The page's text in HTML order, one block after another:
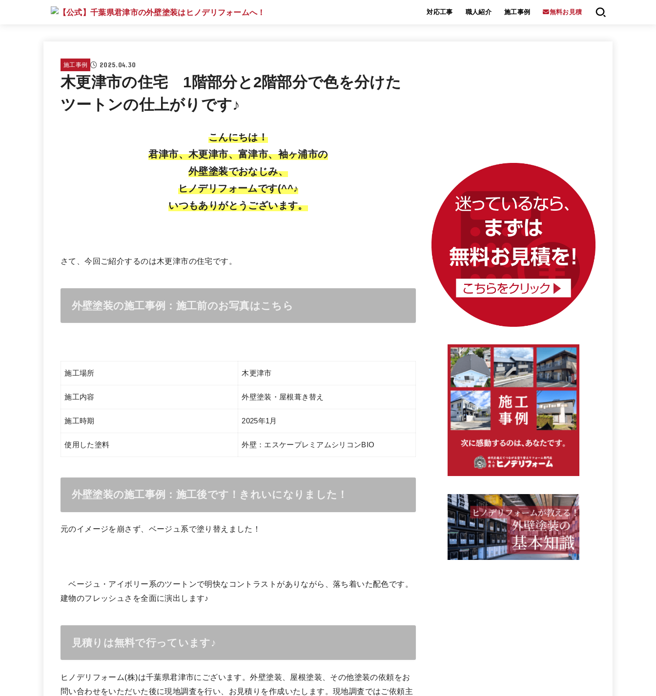
対応工事 職人紹介 施工事例 無料お見積
施工事例 2025.04.30
木更津市の住宅 1階部分と2階部分で色を分けた
ツートンの仕上がりです♪
こんにちは！
君津市、木更津市、富津市、袖ヶ浦市の
外壁塗装でおなじみ、
ヒノデリフォームです(^^♪
いつもありがとうございます。
さて、今回ご紹介するのは木更津市の住宅です。
外壁塗装の施工事例：施工前のお写真はこちら
施工場所 木更津市
施工内容 外壁塗装・屋根葺き替え
施工時期 2025年1月
使用した塗料 外壁：エスケープレミアムシリコンBIO
外壁塗装の施工事例：施工後です！きれいになりました！
元のイメージを崩さず、ベージュ系で塗り替えました！
ベージュ・アイボリー系のツートンで明快なコントラストがありながら、落ち着いた配色です。
建物のフレッシュさを全面に演出します♪
見積りは無料で行っています♪
ヒノデリフォーム(株)は千葉県君津市にございます。外壁塗装、屋根塗装、その他塗装の依頼をお
問い合わせをいただいた後に現地調査を行い、お見積りを作成いたします。現地調査ではご依頼主